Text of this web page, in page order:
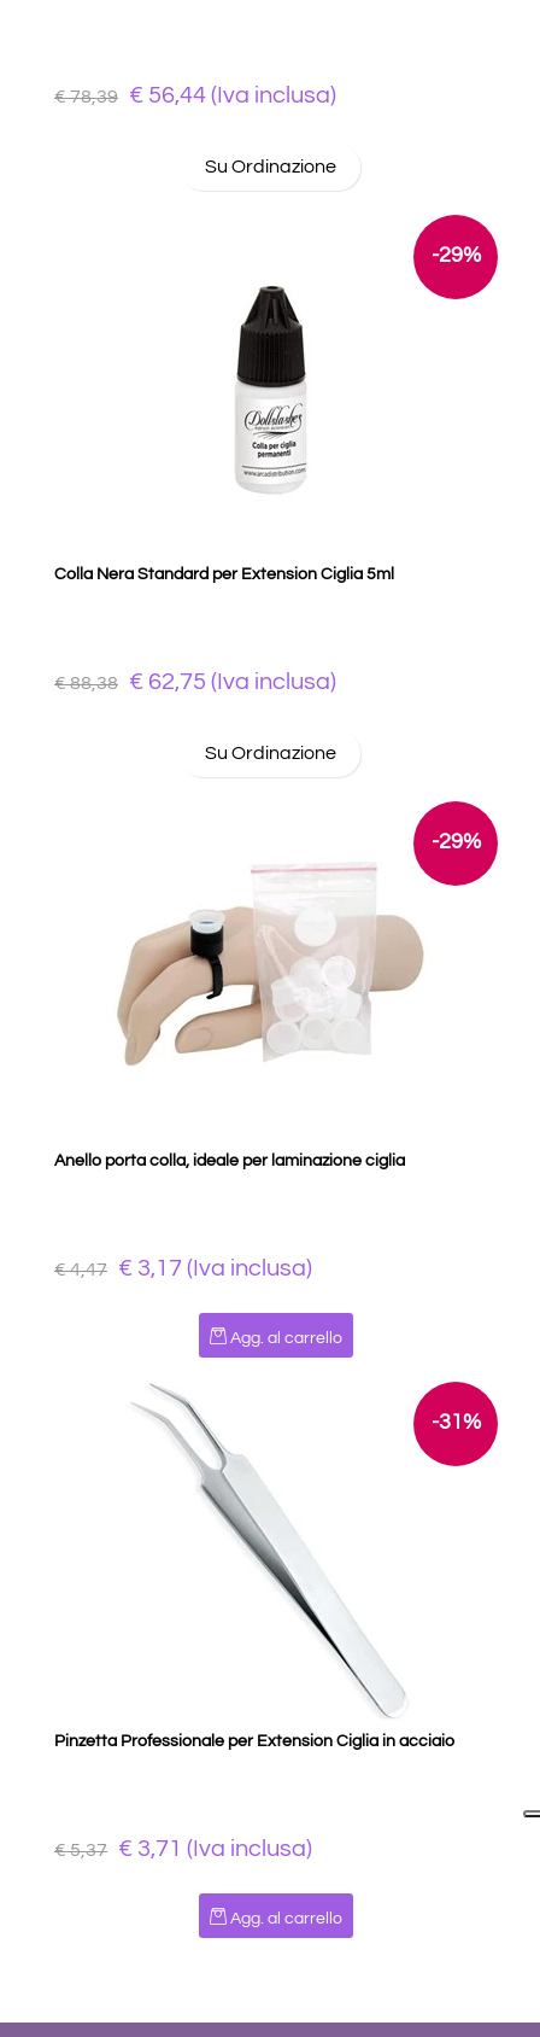
€ 78,39 € 56,44 (Iva inclusa)
Su Ordinazione
-29%
Colla Nera Standard per Extension Ciglia 5ml
€ 88,38 € 62,75 (Iva inclusa)
Su Ordinazione
-29%
Anello porta colla, ideale per laminazione ciglia
€ 4,47 € 3,17 (Iva inclusa)
Quantità
Agg. al carrello
-31%
Pinzetta Professionale per Extension Ciglia in acciaio
€ 5,37 € 3,71 (Iva inclusa)
Quantità
Agg. al carrello